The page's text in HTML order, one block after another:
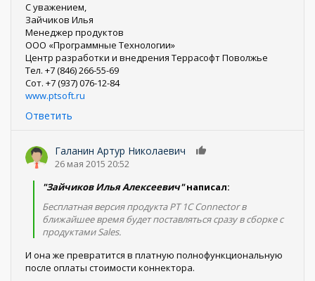
С уважением,
Зайчиков Илья
Менеджер продуктов
ООО «Программные Технологии»
Центр разработки и внедрения Террасофт Поволжье
Тел. +7 (846) 266-55-69
Сот. +7 (937) 076-12-84
www.ptsoft.ru
Ответить
Галанин Артур Николаевич
26 мая 2015 20:52
"Зайчиков Илья Алексеевич"написал:
Бесплатная версия продукта PT 1C Connector в
ближайшее время будет поставляться сразу в сборке с
продуктами Sales.
И она же превратится в платную полнофункциональную
после оплаты стоимости коннектора.